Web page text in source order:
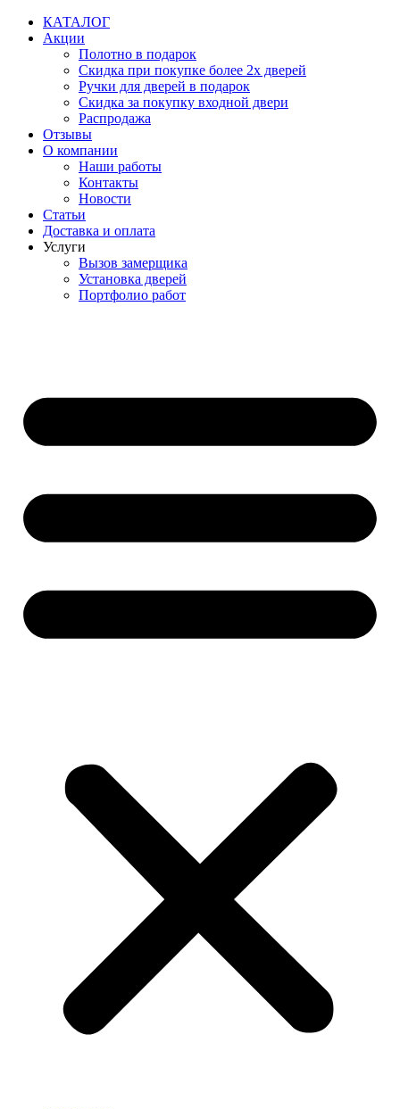
Перейти
содержимому
КАТАЛОГ
Акции
Полотно в подарок
Скидка при покупке более 2х дверей
Ручки для дверей в подарок
Скидка за покупку входной двери
Распродажа
Отзывы
О компании
Наши работы
Контакты
Новости
Статьи
Доставка и оплата
Услуги
Вызов замерщика
Установка дверей
Портфолио работ